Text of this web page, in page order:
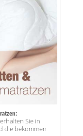
Sie in
die bekommen